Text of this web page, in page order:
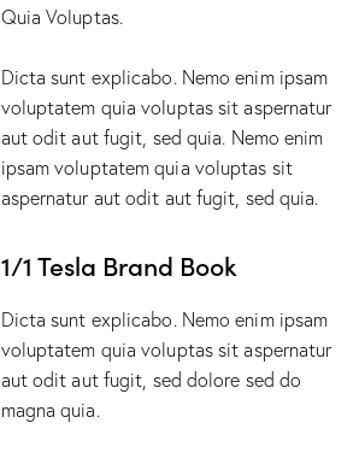
Quia Voluptas.
Dicta sunt explicabo. Nemo enim ipsam
voluptatem quia voluptas sit aspernatur
aut odit aut fugit, sed quia. Nemo enim
ipsam voluptatem quia voluptas sit
aspernatur aut odit aut fugit, sed quia.
1/1 Tesla Brand Book
Dicta sunt explicabo. Nemo enim ipsam
voluptatem quia voluptas sit aspernatur
aut odit aut fugit, sed dolore sed do
magna quia.